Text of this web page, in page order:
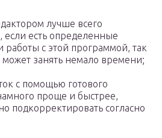
лучше всего
если есть определенные
работы с этой программой, так
может занять немало времени;
с помощью готового
проще и быстрее,
подкорректировать согласно